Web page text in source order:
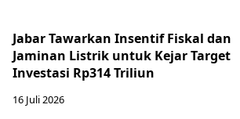
Jabar Tawarkan Insentif Fiskal dan
Jaminan Listrik untuk Kejar Target
Investasi Rp314 Triliun
16 Juli 2026